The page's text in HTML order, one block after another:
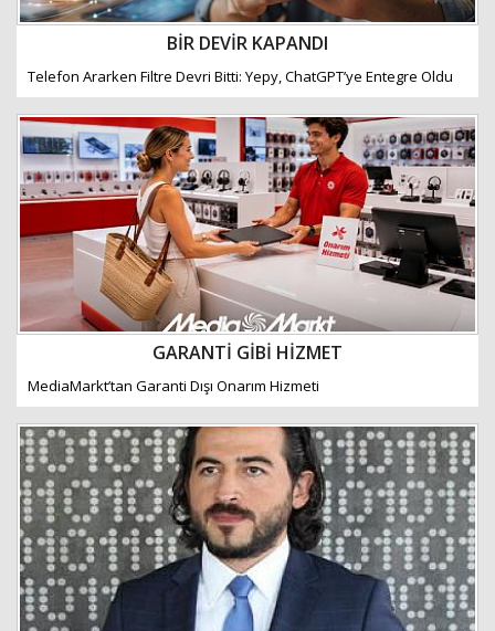
BİR DEVİR KAPANDI
Telefon Ararken Filtre Devri Bitti: Yepy, ChatGPT’ye Entegre Oldu
GARANTİ GİBİ HİZMET
MediaMarkt’tan Garanti Dışı Onarım Hizmeti